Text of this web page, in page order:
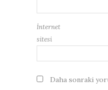
İnternet
sitesi
Daha sonraki